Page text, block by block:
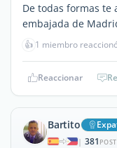
De todas formas te
embajada de
👍 1 miembro
Reaccionar
Bartito
| 381